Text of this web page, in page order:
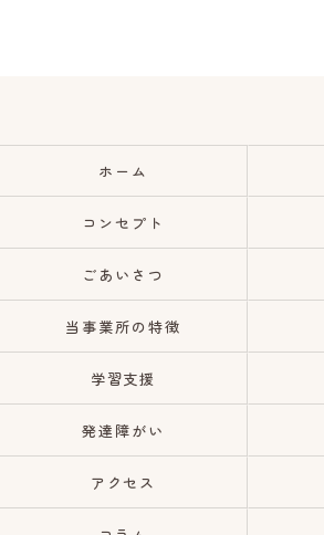
ホーム
コンセプト
ごあいさつ
当事業所の特徴
学習支援
発達障がい
アクセス